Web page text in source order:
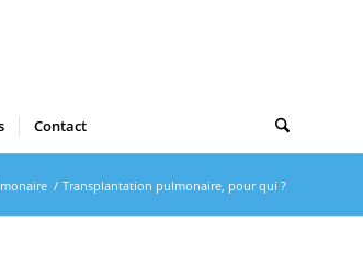
Contact
/ Transplantation pulmonaire, pour qui ?